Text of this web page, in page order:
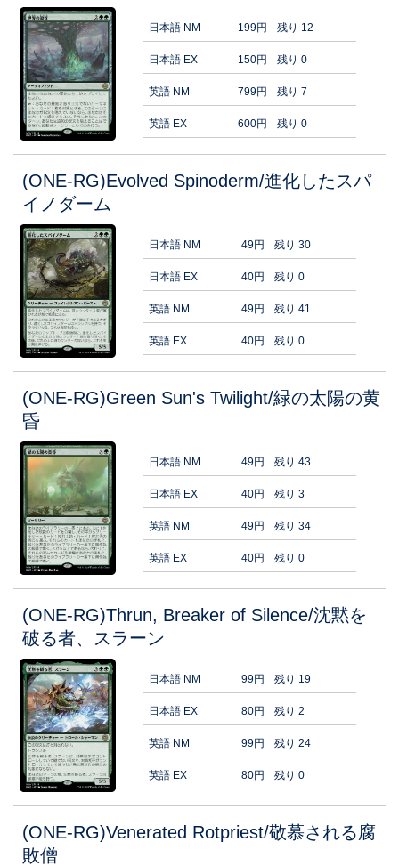
日本語 NM 199円 残り 12
日本語 EX 150円 残り 0
英語 NM 799円 残り 7
英語 EX 600円 残り 0
(ONE-RG)Evolved Spinoderm/進化したスパ
イノダーム
日本語 NM 49円 残り 30
日本語 EX 40円 残り 0
英語 NM 49円 残り 41
英語 EX 40円 残り 0
(ONE-RG)Green Sun's Twilight/緑の太陽の黄
昏
日本語 NM 49円 残り 43
日本語 EX 40円 残り 3
英語 NM 49円 残り 34
英語 EX 40円 残り 0
(ONE-RG)Thrun, Breaker of Silence/沈黙を
破る者、スラーン
日本語 NM 99円 残り 19
日本語 EX 80円 残り 2
英語 NM 99円 残り 24
英語 EX 80円 残り 0
(ONE-RG)Venerated Rotpriest/敬慕される腐
敗僧